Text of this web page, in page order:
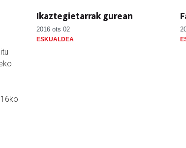
Ikaztegietarrak gurean
2016 ots 02
ESKUALDEA